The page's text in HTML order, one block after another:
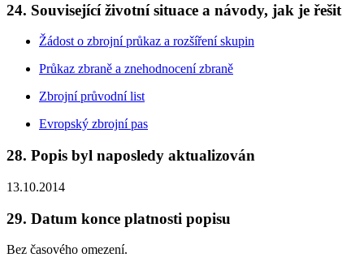
24. Související životní situace a návody, jak je řešit
Žádost o zbrojní průkaz a rozšíření skupin
Průkaz zbraně a znehodnocení zbraně
Zbrojní průvodní list
Evropský zbrojní pas
28. Popis byl naposledy aktualizován
13.10.2014
29. Datum konce platnosti popisu
Bez časového omezení.